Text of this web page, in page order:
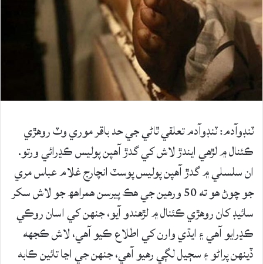
ٽنڊوآدم: ٽنڊوآدم تعلقي ٿاڻي جي حد باقر موري وٽ روهڙي
ڪئنال ۾ لڙھي ايندڙ لاش کي گدڙ آھپن پوليس ڪڍرائي ورتو.
ان سلسلي ۾ گدڙ آھپن پوليس پوسٽ انچارج غلام عباس مري
جو چوڻ ھو ته 50 ورهين جي هڪ پيرسن همراهھ جو لاش سکر
سائيڊ کان روهڙي ڪئنال ۾ لڙهندو آيو، جنهن کي اسان روڪي
ڪڍرايو آھي ۽ ايڌي وارن کي اطلاع ڪيو آھي، لاش ڪجھه
ڏينهن پراڻو ۽ سڄيل لڳي رهيو آھي، جنهن جي اڃا تائين ڪابه